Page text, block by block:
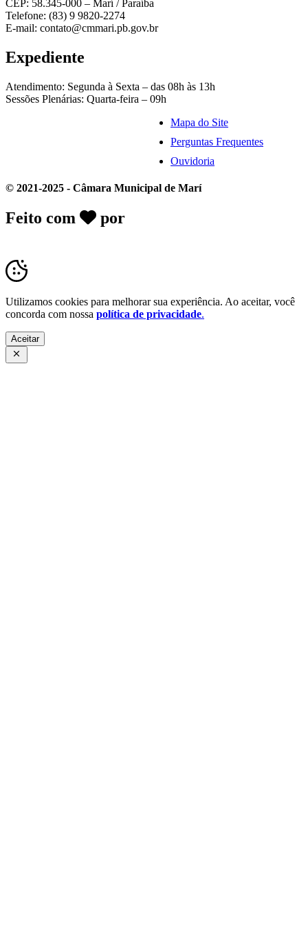
CEP: 58.345-000 – Marí / Paraíba
Telefone: (83) 9 9820-2274
E-mail: contato@cmmari.pb.gov.br
Expediente
Atendimento: Segunda à Sexta – das 08h às 13h
Sessões Plenárias: Quarta-feira – 09h
Mapa do Site
Perguntas Frequentes
Ouvidoria
© 2021-2025 - Câmara Municipal de Marí
Feito com por
Utilizamos cookies para melhorar sua experiência. Ao aceitar, você
concorda com nossa política de privacidade.
Aceitar